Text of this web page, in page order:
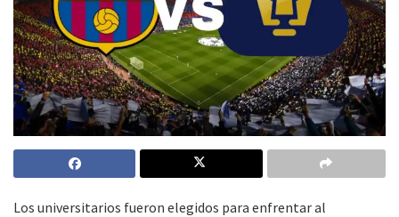
Los universitarios fueron elegidos para enfrentar al